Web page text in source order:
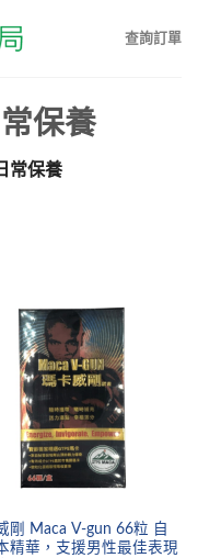
查詢訂單
保養
常保養
剛 Maca V-gun 66粒 自
精華，支援男性最佳表現